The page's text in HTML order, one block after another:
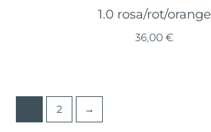
1.0 rosa/rot/orange
36,00 €
2 →